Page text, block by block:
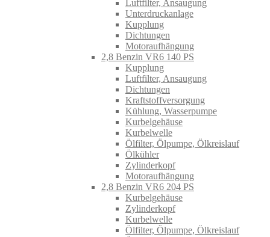
Luftfilter, Ansaugung
Unterdruckanlage
Kupplung
Dichtungen
Motoraufhängung
2,8 Benzin VR6 140 PS
Kupplung
Luftfilter, Ansaugung
Dichtungen
Kraftstoffversorgung
Kühlung, Wasserpumpe
Kurbelgehäuse
Kurbelwelle
Ölfilter, Ölpumpe, Ölkreislauf
Ölkühler
Zylinderkopf
Motoraufhängung
2,8 Benzin VR6 204 PS
Kurbelgehäuse
Zylinderkopf
Kurbelwelle
Ölfilter, Ölpumpe, Ölkreislauf